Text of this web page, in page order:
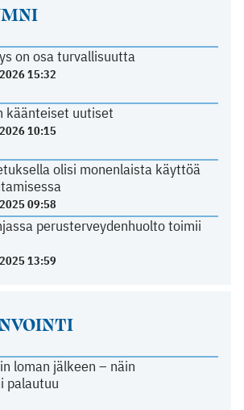
on osa turvallisuutta
15:32
käänteiset uutiset
10:15
olisi monenlaista käyttöä
09:58
perusterveydenhuolto toimii
13:59
loman jälkeen – näin
palautuu